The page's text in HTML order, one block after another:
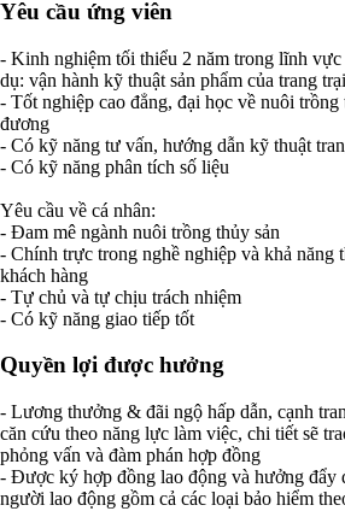
Yêu cầu ứng viên
- Kinh nghiệm tối thiểu 2 năm trong lĩnh
dụ: vận hành kỹ thuật sản phẩm của trang
- Tốt nghiệp cao đẳng, đại học về nuôi trồng
đương
- Có kỹ năng tư vấn, hướng dẫn kỹ thuật
- Có kỹ năng phân tích số liệu
Yêu cầu về cá nhân:
- Đam mê ngành nuôi trồng thủy sản
- Chính trực trong nghề nghiệp và khả năng
khách hàng
- Tự chủ và tự chịu trách nhiệm
- Có kỹ năng giao tiếp tốt
Quyền lợi được hưởng
- Lương thưởng & đãi ngộ hấp dẫn, cạnh
căn cứu theo năng lực làm việc, chi tiết sẽ
phỏng vấn và đàm phán hợp đồng
- Được ký hợp đồng lao động và hưởng đẩy
người lao động gồm cả các loại bảo hiểm